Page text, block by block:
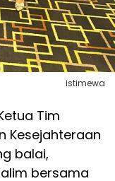
istimewa
Tim
Kesejahteraan
balai,
bersama